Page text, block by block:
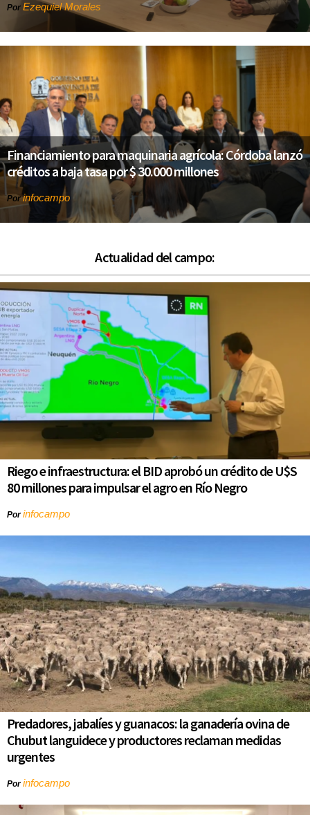
Por Ezequiel Morales
Financiamiento para maquinaria agrícola: Córdoba lanzó
créditos a baja tasa por $ 30.000 millones
Porinfocampo
Actualidad del campo:
Riego e infraestructura: el BID aprobó un crédito de U$S
80 millones para impulsar el agro en Río Negro
Porinfocampo
Predadores, jabalíes y guanacos: la ganadería ovina de
Chubut languidece y productores reclaman medidas
urgentes
Porinfocampo